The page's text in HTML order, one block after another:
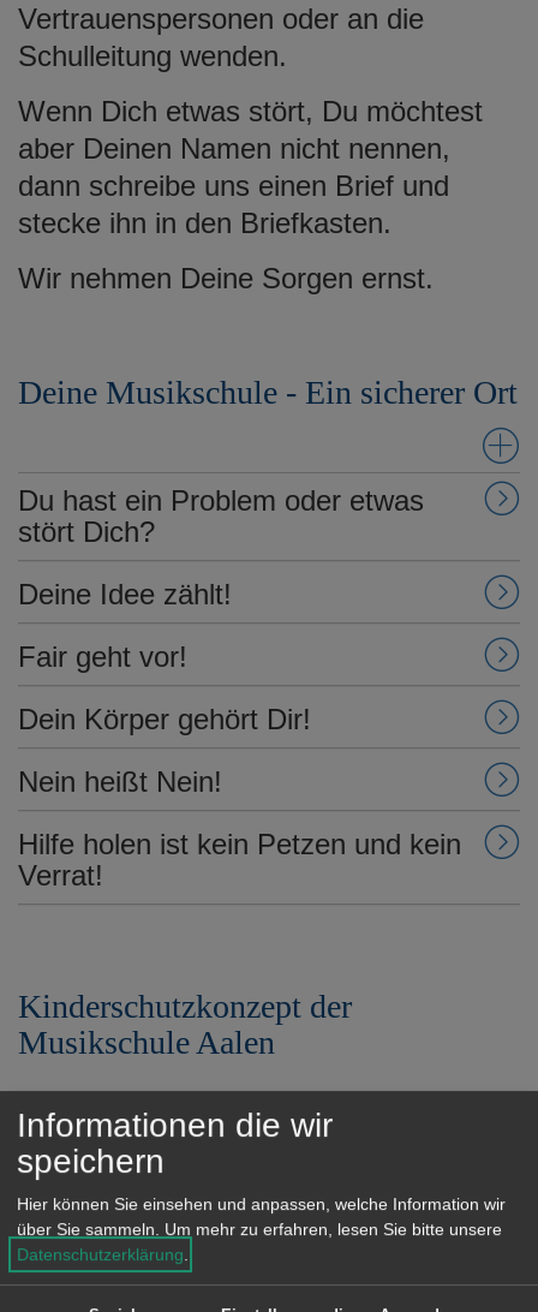
Vertrauenspersonen oder an die
Schulleitung wenden.
Wenn Dich etwas stört, Du möchtest
aber Deinen Namen nicht nennen,
dann schreibe uns einen Brief und
stecke ihn in den Briefkasten.
Wir nehmen Deine Sorgen ernst.
Deine Musikschule - Ein sicherer Ort
Du hast ein Problem oder etwas
stört Dich?
Deine Idee zählt!
Fair geht vor!
Dein Körper gehört Dir!
Nein heißt Nein!
Hilfe holen ist kein Petzen und kein
Verrat!
Kinderschutzkonzept der
Musikschule Aalen
Verhaltenskodex der Lehrkräfte der Musikschule
Informationen die wir
speichern
Hier können Sie einsehen und anpassen, welche Information wir
über Sie sammeln.
Um mehr zu erfahren, lesen Sie bitte unsere
Datenschutzerklärung